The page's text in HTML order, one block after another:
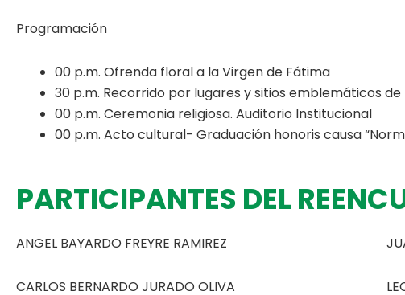
Programación
00 p.m. Ofrenda floral a la Virgen de Fátima
30 p.m. Recorrido por lugares y sitios emblemáticos de
00 p.m. Ceremonia religiosa. Auditorio Institucional
00 p.m. Acto cultural- Graduación honoris causa
PARTICIPANTES DEL
ANGEL BAYARDO FREYRE RAMIREZ
CARLOS BERNARDO JURADO OLIVA